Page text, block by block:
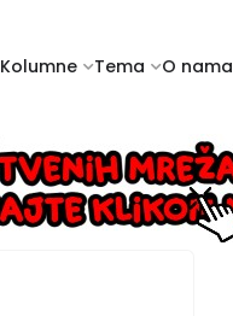
Kolumne Tema O nama